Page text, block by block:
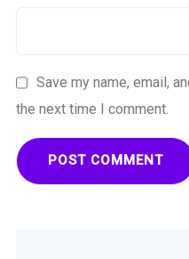
Save my name, email,
the next time I comment.